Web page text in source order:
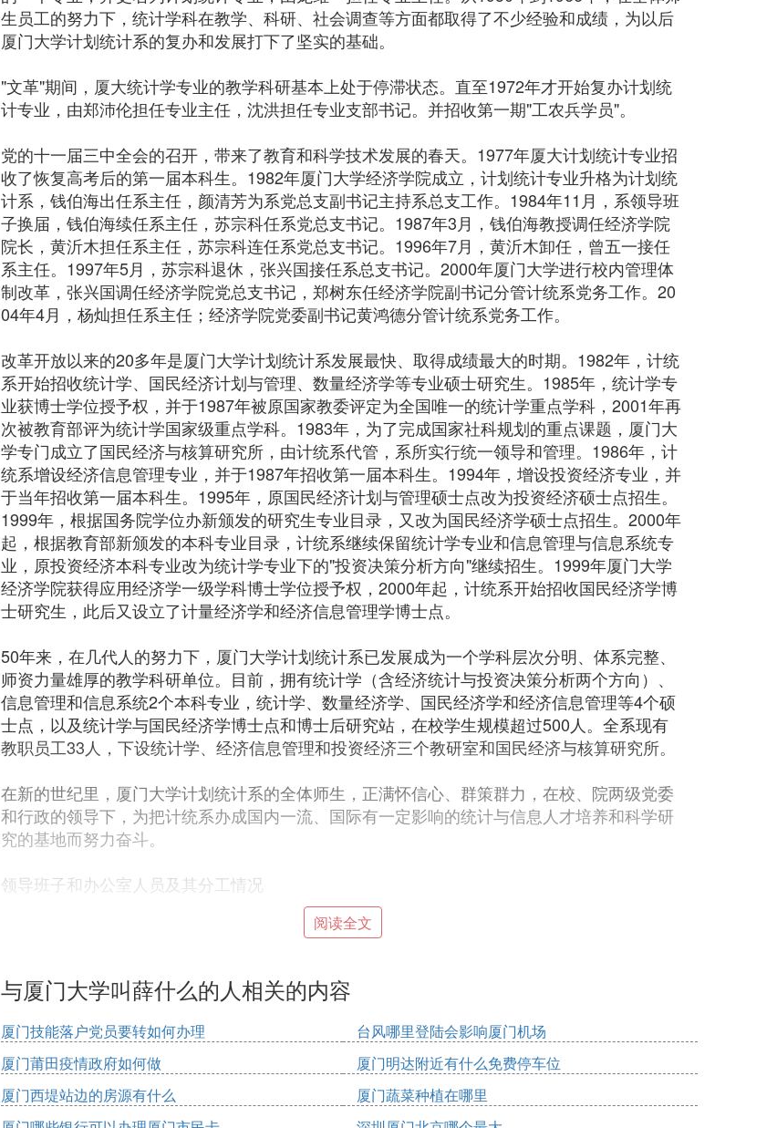
生员工的努力下，统计学科在教学、科研、社会调查等方面都取得了不少经验和成绩，为以后
厦门大学计划统计系的复办和发展打下了坚实的基础。
"文革"期间，厦大统计学专业的教学科研基本上处于停滞状态。直至1972年才开始复办计划统
计专业，由郑沛伦担任专业主任，沈洪担任专业支部书记。并招收第一期"工农兵学员"。
党的十一届三中全会的召开，带来了教育和科学技术发展的春天。1977年厦大计划统计专业招
收了恢复高考后的第一届本科生。1982年厦门大学经济学院成立，计划统计专业升格为计划统
计系，钱伯海出任系主任，颜清芳为系党总支副书记主持系总支工作。1984年11月，系领导班
子换届，钱伯海续任系主任，苏宗科任系党总支书记。1987年3月，钱伯海教授调任经济学院
院长，黄沂木担任系主任，苏宗科连任系党总支书记。1996年7月，黄沂木卸任，曾五一接任
系主任。1997年5月，苏宗科退休，张兴国接任系总支书记。2000年厦门大学进行校内管理体
制改革，张兴国调任经济学院党总支书记，郑树东任经济学院副书记分管计统系党务工作。20
04年4月，杨灿担任系主任；经济学院党委副书记黄鸿德分管计统系党务工作。
改革开放以来的20多年是厦门大学计划统计系发展最快、取得成绩最大的时期。1982年，计统
系开始招收统计学、国民经济计划与管理、数量经济学等专业硕士研究生。1985年，统计学专
业获博士学位授予权，并于1987年被原国家教委评定为全国唯一的统计学重点学科，2001年再
次被教育部评为统计学国家级重点学科。1983年，为了完成国家社科规划的重点课题，厦门大
学专门成立了国民经济与核算研究所，由计统系代管，系所实行统一领导和管理。1986年，计
统系增设经济信息管理专业，并于1987年招收第一届本科生。1994年，增设投资经济专业，并
于当年招收第一届本科生。1995年，原国民经济计划与管理硕士点改为投资经济硕士点招生。
1999年，根据国务院学位办新颁发的研究生专业目录，又改为国民经济学硕士点招生。2000年
起，根据教育部新颁发的本科专业目录，计统系继续保留统计学专业和信息管理与信息系统专
业，原投资经济本科专业改为统计学专业下的"投资决策分析方向"继续招生。1999年厦门大学
经济学院获得应用经济学一级学科博士学位授予权，2000年起，计统系开始招收国民经济学博
士研究生，此后又设立了计量经济学和经济信息管理学博士点。
50年来，在几代人的努力下，厦门大学计划统计系已发展成为一个学科层次分明、体系完整、
师资力量雄厚的教学科研单位。目前，拥有统计学（含经济统计与投资决策分析两个方向）、
信息管理和信息系统2个本科专业，统计学、数量经济学、国民经济学和经济信息管理等4个硕
士点，以及统计学与国民经济学博士点和博士后研究站，在校学生规模超过500人。全系现有
教职员工33人，下设统计学、经济信息管理和投资经济三个教研室和国民经济与核算研究所。
在新的世纪里，厦门大学计划统计系的全体师生，正满怀信心、群策群力，在校、院两级党委
和行政的领导下，为把计统系办成国内一流、国际有一定影响的统计与信息人才培养和科学研
究的基地而努力奋斗。
领导班子和办公室人员及其分工情况
系副主任： 周永强（副教授）、朱建平（教授）
院党委副书记（分管）：黄鸿德
科研秘书： 罗华玉
教学秘书： 丛 里
阅读全文
与厦门大学叫薛什么的人相关的内容
厦门技能落户党员要转如何办理
台风哪里登陆会影响厦门机场
厦门莆田疫情政府如何做
厦门明达附近有什么免费停车位
厦门西堤站边的房源有什么
厦门蔬菜种植在哪里